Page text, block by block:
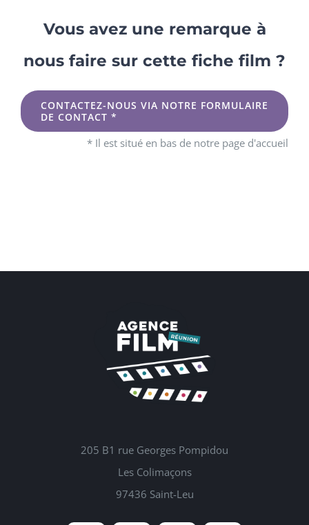
Vous avez une remarque à
nous faire sur cette fiche film ?
CONTACTEZ-NOUS VIA NOTRE FORMULAIRE
DE CONTACT *
* Il est situé en bas de notre page d'accueil
205 B1 rue Georges Pompidou
Les Colimaçons
97436 Saint-Leu